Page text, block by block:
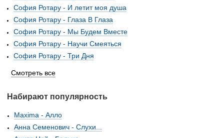
София Ротару - И летит моя душа
София Ротару - Глаза В Глаза
София Ротару - Мы Будем Вместе
София Ротару - Научи Смеяться
София Ротару - Три Дня
Смотреть все
Набирают популярность
Maxima - Алло
Анна Семенович - Слухи...